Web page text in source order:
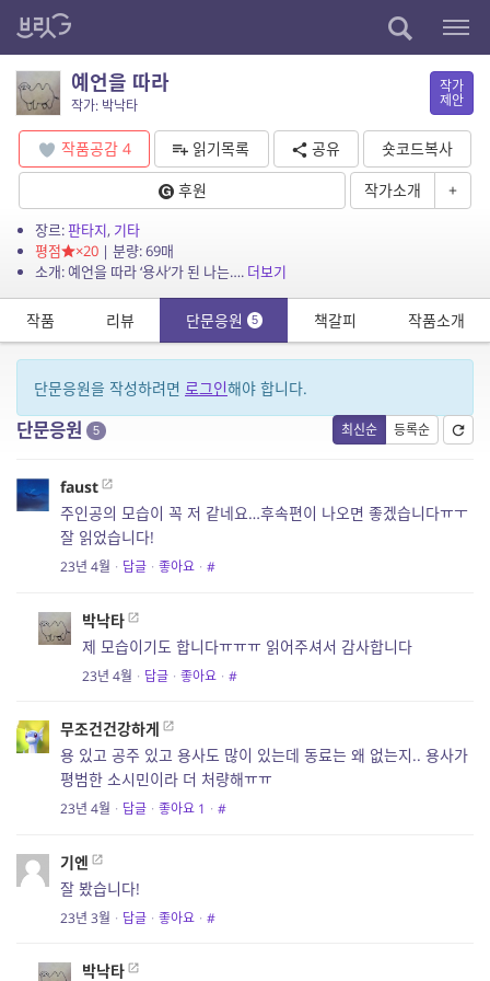
예언을 따라
작가: 박낙타
작가
제안
작품공감 4 읽기목록 공유
숏코드복사
후원
작가소개 +
장르:판타지, 기타
평점
×20| 분량: 69매
소개: 예언을 따라 ‘용사’가 된 나는…. 더보기
작품 리뷰 단문응원 5 책갈피 작품소개
단문응원을 작성하려면 로그인해야 합니다.
최신순 등록순
단문응원 5
faust
주인공의 모습이 꼭 저 같네요…후속편이 나오면 좋겠습니다ㅠㅜ
잘 읽었습니다!
23년 4월 · 답글 · 좋아요 · #
박낙타
제 모습이기도 합니다ㅠㅠㅠ 읽어주셔서 감사합니다
23년 4월 · 답글 · 좋아요 · #
무조건건강하게
용 있고 공주 있고 용사도 많이 있는데 동료는 왜 없는지.. 용사가
평범한 소시민이라 더 처량해ㅠㅠ
23년 4월 · 답글 · 좋아요 1 · #
기엔
잘 봤습니다!
23년 3월 · 답글 · 좋아요 · #
박낙타